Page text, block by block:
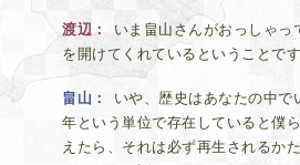
渡辺
いま畠山さんがおっしゃ
を開けてくれているということで
畠山
いや、歴史はあなたの中
年という単位で存在していると僕
えたら、それは必ず再生されるか